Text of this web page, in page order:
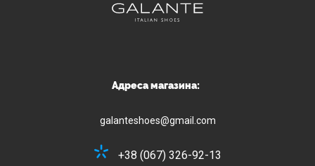
Адреса магазина:
galanteshoes@gmail.com
+38 (067) 326-92-13